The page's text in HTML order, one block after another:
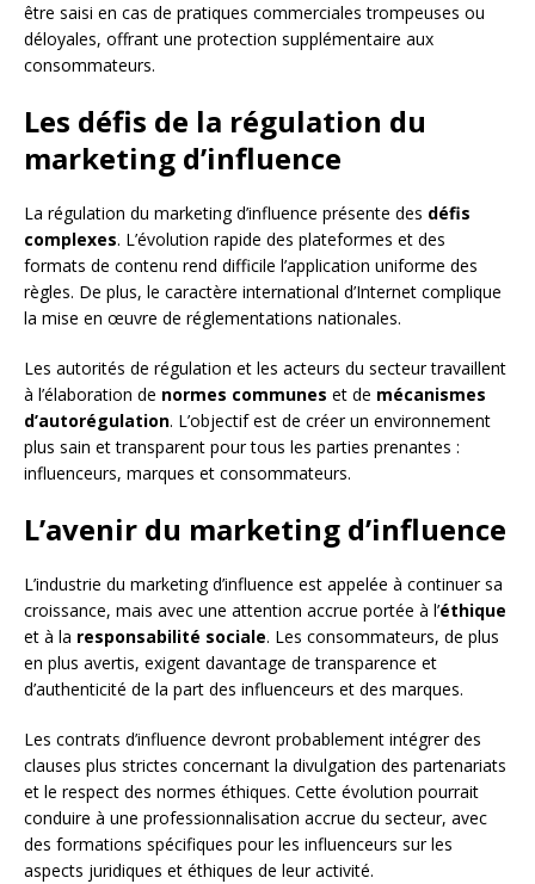
être saisi en cas de pratiques commerciales trompeuses ou
déloyales, offrant une protection supplémentaire aux
consommateurs.
Les défis de la régulation du
marketing d’influence
La régulation du marketing d’influence présente des défis
complexes. L’évolution rapide des plateformes et des
formats de contenu rend difficile l’application uniforme des
règles. De plus, le caractère international d’Internet complique
la mise en œuvre de réglementations nationales.
Les autorités de régulation et les acteurs du secteur travaillent
à l’élaboration de normes communes et de mécanismes
d’autorégulation. L’objectif est de créer un environnement
plus sain et transparent pour tous les parties prenantes :
influenceurs, marques et consommateurs.
L’avenir du marketing d’influence
L’industrie du marketing d’influence est appelée à continuer sa
croissance, mais avec une attention accrue portée à l’éthique
et à la responsabilité sociale. Les consommateurs, de plus
en plus avertis, exigent davantage de transparence et
d’authenticité de la part des influenceurs et des marques.
Les contrats d’influence devront probablement intégrer des
clauses plus strictes concernant la divulgation des partenariats
et le respect des normes éthiques. Cette évolution pourrait
conduire à une professionnalisation accrue du secteur, avec
des formations spécifiques pour les influenceurs sur les
aspects juridiques et éthiques de leur activité.